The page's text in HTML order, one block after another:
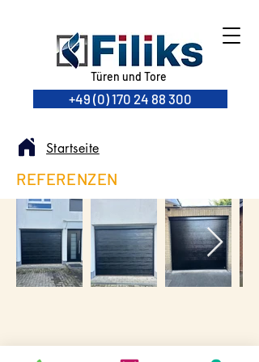
Türen und Tore
+49 (0) 170 24 88 300
Startseite
REFERENZEN